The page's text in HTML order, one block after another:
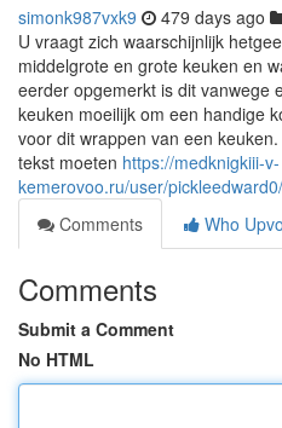
simonk987vxk9 479 days ago
U vraagt zich waarschijnlijk
middelgrote en grote keuken en
eerder opgemerkt is dit vanwege
keuken moeilijk om een handige
voor dit wrappen van een
tekst moeten https://medknigkiii-v-
kemerovoo.ru/user/pickleedward0/
Comments
Who
Comments
Submit a Comment
No HTML